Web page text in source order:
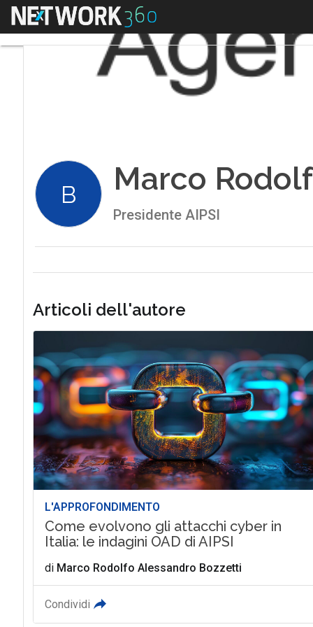
Menu
B Marco
Presidente AIPSI
Articoli dell'autore
L'APPROFONDIMENTO
Come evolvono gli attacchi cyber in
Italia: le indagini OAD di AIPSI
di Marco Rodolfo Alessandro Bozzetti
Condividi